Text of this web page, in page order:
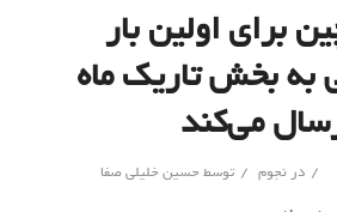
برای اولین بار
به بخش تاریک ماه
می‌کند
/ درنجوم / توسطحسین خلیلی صفا